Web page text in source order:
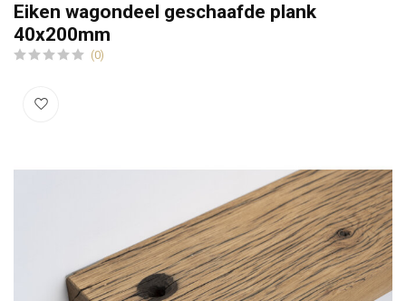
Eiken wagondeel geschaafde plank
40x200mm
(0)